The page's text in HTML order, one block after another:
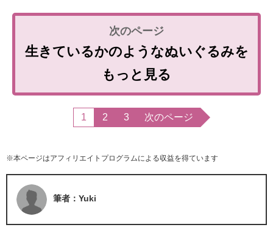
生きているかのようなぬいぐるみを
もっと見る
1 2 3 次のページ
※本ページはアフィリエイトプログラムによる収益を得ています
筆者：Yuki